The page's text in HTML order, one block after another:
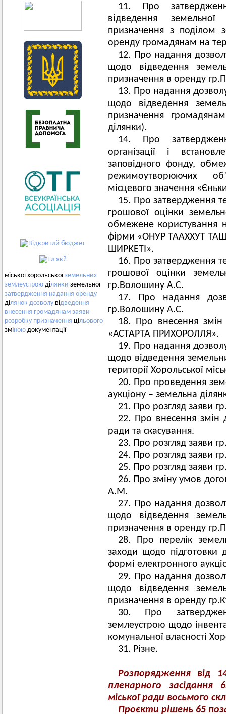
міської хорольськоїземельних
землеустрою ділянки земельної
затвердження надання оренду
ділянок дозволу відведення
внесення громадянам заяви
розробку призначення цільового
зміною документації
11. Про
відведення
призначення з поділом
оренду громадянам на
12. Про надання
щодо відведення
призначення в оренду
13. Про надання
щодо відведення
призначення
ділянки).
14. Про
організації і
заповідного фонду,
режимоутворюючих
місцевого значення
15. Про затвердження
грошової оцінки
обмежене користування
фірми «ОНУР ТААХХУТ
ШИРКЕТІ».
16. Про затвердження
грошової оцінки
гр.Волошину А.С.
17. Про надання
гр.Волошину А.С.
18. Про внесення
«АСТАРТА ПРИХОРОЛЛЯ».
19. Про надання
щодо відведення
території Хорольської
20. Про проведення
аукціону – земельна
21. Про розгляд заяви
22. Про внесення змін
ради та скасування.
23. Про розгляд заяви
24. Про розгляд заяви
25. Про розгляд заяви
26. Про зміну умов
А.М.
27. Про надання
щодо відведення
призначення в оренду
28. Про перелік
заходи щодо підготовки
формі електронного
29. Про надання
щодо відведення
призначення в оренду
30. Про
землеустрою щодо
комунальної власності
31. Різне.
Розпорядження від
пленарного засідання
міської ради восьмого
Проєкти рішень 65